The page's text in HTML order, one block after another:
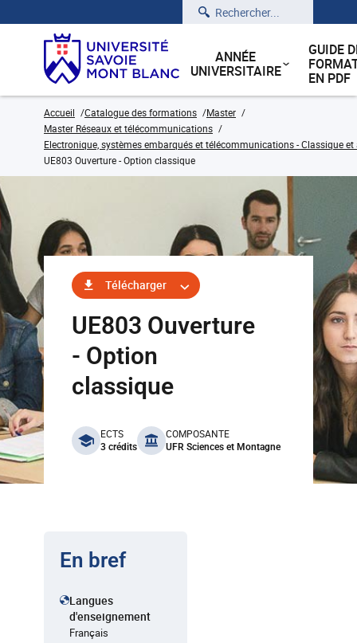
Rechercher
ANNÉE
UNIVERSITAIRE
GUIDE
EN PDF
Accueil Catalogue des formations
Master
Master Réseaux et télécommunications
Electronique, systèmes embarqués et télécommunications - Classique
UE803 Ouverture - Option classique
Télécharger
UE803 Ouverture
- Option
classique
benefits
ECTS
3 crédits
COMPOSANTE
UFR Sciences et Montagne
En bref
Langues
d'enseignement
Français